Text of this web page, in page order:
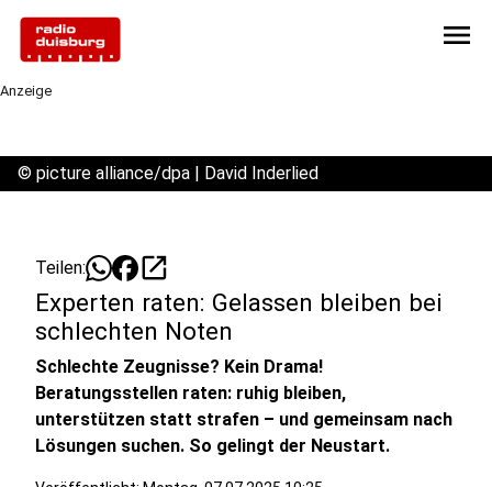
menu
Anzeige
© picture alliance/dpa | David Inderlied
Teilen: open_in_new
Experten raten: Gelassen bleiben bei
schlechten Noten
Schlechte Zeugnisse? Kein Drama!
Beratungsstellen raten: ruhig bleiben,
unterstützen statt strafen – und gemeinsam nach
Lösungen suchen. So gelingt der Neustart.